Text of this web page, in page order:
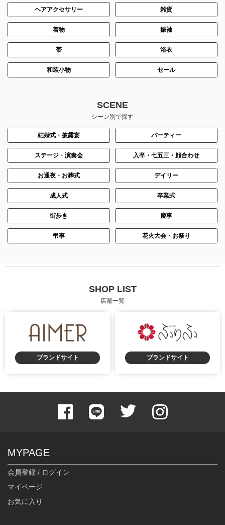
ヘアアクセサリー 雑貨
着物 振袖
帯 浴衣
和装小物 セール
SCENE
シーン別で探す
結婚式・披露宴 パーティー
ステージ・演奏会 入卒・七五三・顔合わせ
お通夜・お葬式 デイリー
成人式 卒業式
街歩き 慶事
弔事 花火大会・お祭り
SHOP LIST
店舗一覧
ブランドサイト ブランドサイト
MYPAGE
会員登録 / ログイン
マイページ
お気に入り